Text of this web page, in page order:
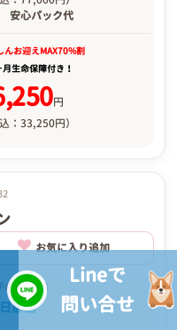
安心パック代
んお迎えMAX70%割
生命保障付き！
円
込：33,250円）
お気に入り追加
のいるお店
部店
Lineで
問い合せ